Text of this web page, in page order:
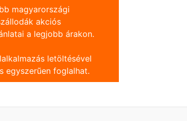
magyarországi
akciós
a legjobb árakon.
letöltésével
egyszerũen foglalhat.